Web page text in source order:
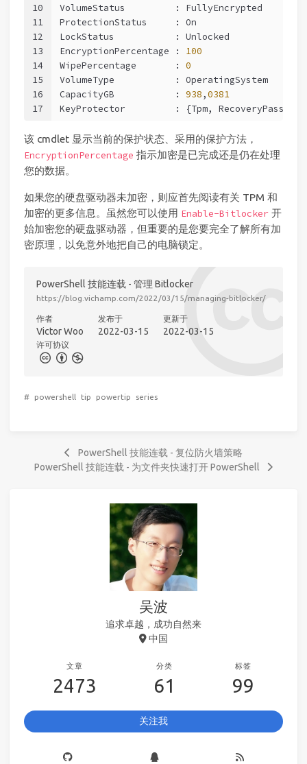
10
11
12
13
14
15
16
17
VolumeStatus         : FullyEncrypted
ProtectionStatus     : On
LockStatus           : Unlocked
EncryptionPercentage : 100
WipePercentage       : 0
VolumeType           : OperatingSystem
CapacityGB           : 938,0381
KeyProtector         : {Tpm,
该 cmdlet 显示当前的保护状态、采用的保护方法，
EncryptionPercentage 指示加密是已完成还是仍在处理
您的数据。
如果您的硬盘驱动器未加密，则应首先阅读有关 TPM 和
加密的更多信息。虽然您可以使用 Enable-Bitlocker 开
始加密您的硬盘驱动器，但重要的是您要完全了解所有加
密原理，以免意外地把自己的电脑锁定。
PowerShell 技能连载 - 管理 Bitlocker
https://blog.vichamp.com/2022/03/15/managing-bitlocker/
作者
Victor Woo
发布于
2022-03-15
更新于
2022-03-15
许可协议
# powershell tip powertip series
PowerShell 技能连载 - 复位防火墙策略
PowerShell 技能连载 - 为文件夹快速打开 PowerShell
吴波
追求卓越，成功自然来
中国
文章
2473
分类
61
标签
99
关注我